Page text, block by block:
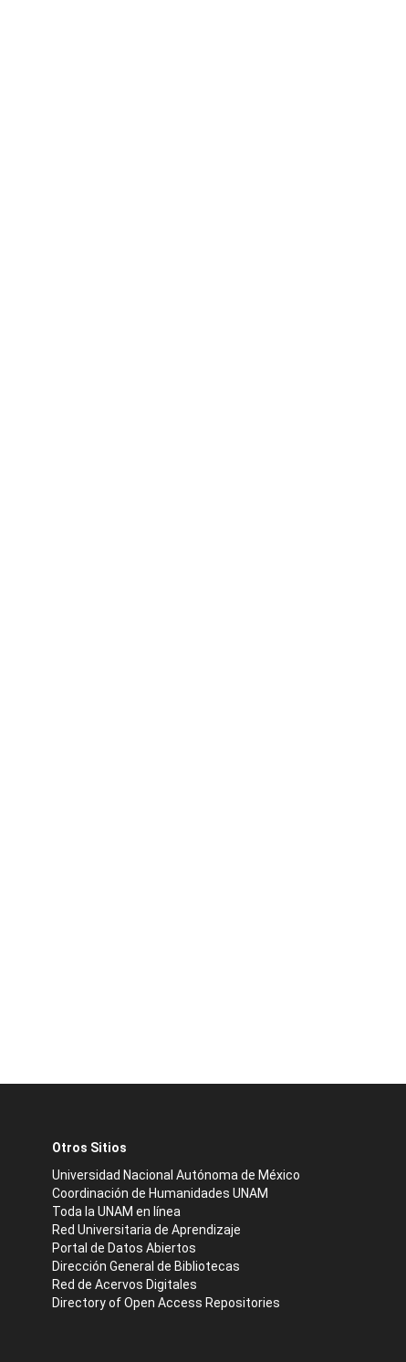
Otros Sitios
Universidad Nacional Autónoma de México
Coordinación de Humanidades UNAM
Toda la UNAM en línea
Red Universitaria de Aprendizaje
Portal de Datos Abiertos
Dirección General de Bibliotecas
Red de Acervos Digitales
Directory of Open Access Repositories